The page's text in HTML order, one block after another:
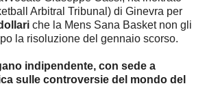
Arbitral Tribunal) di Ginevra per
che la Mens Sana Basket non gli
la risoluzione del gennaio scorso.
indipendente, con sede a
sulle controversie del mondo del